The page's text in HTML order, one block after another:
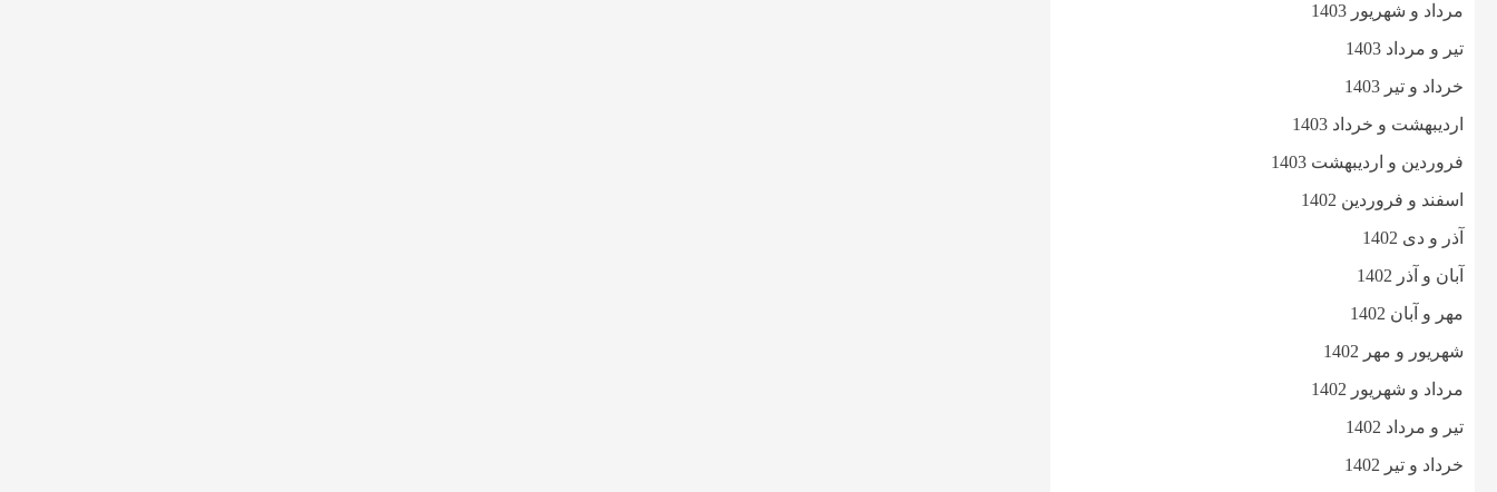
مرداد و شهریور 1403
تیر و مرداد 1403
خرداد و تیر 1403
اردیبهشت و خرداد 1403
فروردین و اردیبهشت 1403
اسفند و فروردین 1402
آذر و دی 1402
آبان و آذر 1402
مهر و آبان 1402
شهریور و مهر 1402
مرداد و شهریور 1402
تیر و مرداد 1402
خرداد و تیر 1402